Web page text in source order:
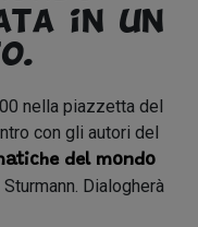
in un
nella piazzetta del
con gli autori del
del mondo
Dialogherà